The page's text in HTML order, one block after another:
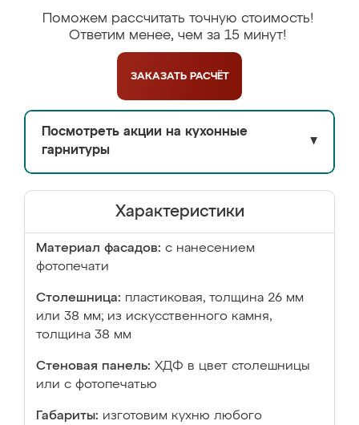
Поможем рассчитать точную стоимость!
Ответим менее, чем за 15 минут!
ЗАКАЗАТЬ РАСЧЁТ
Посмотреть акции на кухонные
гарнитуры
▼
Характеристики
Материал фасадов: с нанесением
фотопечати
Столешница: пластиковая, толщина 26 мм
или 38 мм; из искусственного камня,
толщина 38 мм
Стеновая панель: ХДФ в цвет столешницы
или с фотопечатью
Габариты: изготовим кухню любого